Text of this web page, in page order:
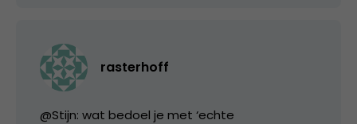
rasterhoff
@Stijn: wat bedoel je met ‘echte